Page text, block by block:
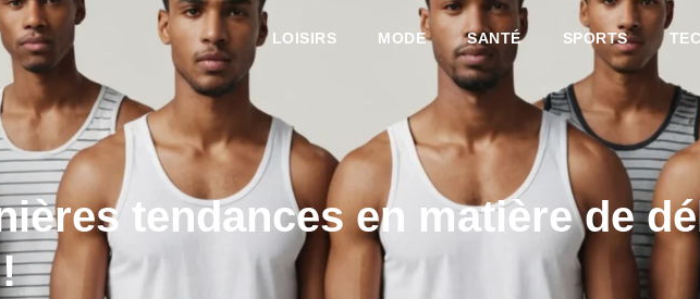
LOISIRS MODE SANTÉ SPORTS
tendances en matière de